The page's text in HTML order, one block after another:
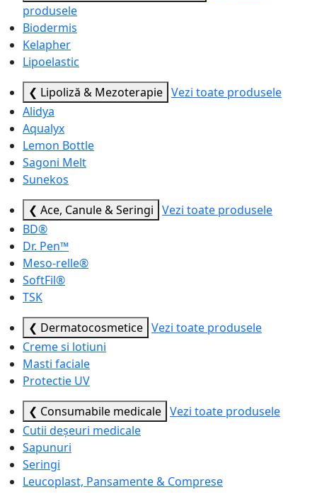
produsele
Biodermis
Kelapher
Lipoelastic
❮ Lipoliză & Mezoterapie Vezi toate produsele
Alidya
Aqualyx
Lemon Bottle
Sagoni Melt
Sunekos
❮ Ace, Canule & Seringi Vezi toate produsele
BD®
Dr. Pen™
Meso-relle®
SoftFil®
TSK
❮ Dermatocosmetice Vezi toate produsele
Creme si lotiuni
Masti faciale
Protectie UV
❮ Consumabile medicale Vezi toate produsele
Cutii deșeuri medicale
Sapunuri
Seringi
Leucoplast, Pansamente & Comprese